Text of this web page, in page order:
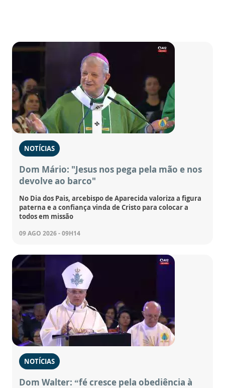
NOTÍCIAS
Dom Mário: "Jesus nos pega pela mão e nos
devolve ao barco"
No Dia dos Pais, arcebispo de Aparecida valoriza a figura
paterna e a confiança vinda de Cristo para colocar a
todos em missão
09 AGO 2026 - 09H14
NOTÍCIAS
Dom Walter: “fé cresce pela obediência à